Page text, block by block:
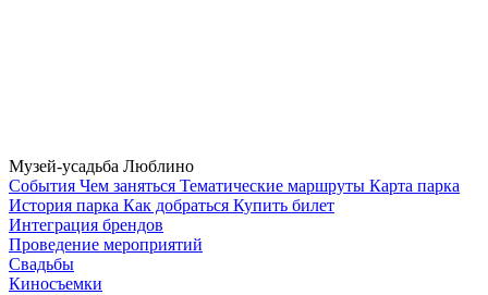
Музей-усадьба Люблино
Cобытия Чем заняться Тематические маршруты Карта парка
История парка Как добраться Купить билет
Интеграция брендов
Проведение мероприятий
Свадьбы
Киносъемки